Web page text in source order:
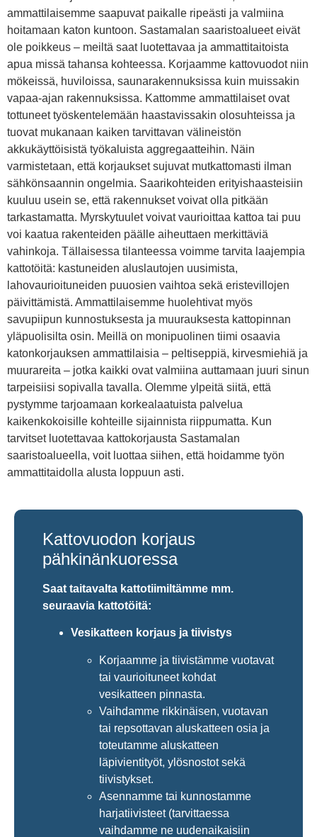
ammattilaisemme saapuvat paikalle ripeästi ja valmiina
hoitamaan katon kuntoon. Sastamalan saaristoalueet eivät
ole poikkeus – meiltä saat luotettavaa ja ammattitaitoista
apua missä tahansa kohteessa. Korjaamme kattovuodot niin
mökeissä, huviloissa, saunarakennuksissa kuin muissakin
vapaa-ajan rakennuksissa. Kattomme ammattilaiset ovat
tottuneet työskentelemään haastavissakin olosuhteissa ja
tuovat mukanaan kaiken tarvittavan välineistön
akkukäyttöisistä työkaluista aggregaatteihin. Näin
varmistetaan, että korjaukset sujuvat mutkattomasti ilman
sähkönsaannin ongelmia. Saarikohteiden erityishaasteisiin
kuuluu usein se, että rakennukset voivat olla pitkään
tarkastamatta. Myrskytuulet voivat vaurioittaa kattoa tai puu
voi kaatua rakenteiden päälle aiheuttaen merkittäviä
vahinkoja. Tällaisessa tilanteessa voimme tarvita laajempia
kattotöitä: kastuneiden aluslautojen uusimista,
lahovaurioituneiden puuosien vaihtoa sekä eristevillojen
päivittämistä. Ammattilaisemme huolehtivat myös
savupiipun kunnostuksesta ja muurauksesta kattopinnan
yläpuolisilta osin. Meillä on monipuolinen tiimi osaavia
katonkorjauksen ammattilaisia – peltiseppiä, kirvesmiehiä ja
muurareita – jotka kaikki ovat valmiina auttamaan juuri sinun
tarpeisiisi sopivalla tavalla. Olemme ylpeitä siitä, että
pystymme tarjoamaan korkealaatuista palvelua
kaikenkokoisille kohteille sijainnista riippumatta. Kun
tarvitset luotettavaa kattokorjausta Sastamalan
saaristoalueella, voit luottaa siihen, että hoidamme työn
ammattitaidolla alusta loppuun asti.
Kattovuodon korjaus
pähkinänkuoressa
Saat taitavalta kattotiimiltämme mm.
seuraavia kattotöitä:
Vesikatteen korjaus ja tiivistys
Korjaamme ja tiivistämme vuotavat
tai vaurioituneet kohdat
vesikatteen pinnasta.
Vaihdamme rikkinäisen, vuotavan
tai repsottavan aluskatteen osia ja
toteutamme aluskatteen
läpivientityöt, ylösnostot sekä
tiivistykset.
Asennamme tai kunnostamme
harjatiivisteet (tarvittaessa
vaihdamme ne uudenaikaisiin